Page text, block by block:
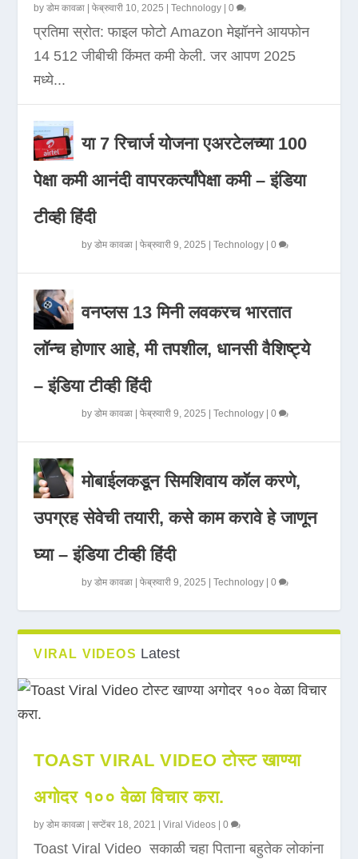
byडोम कावळा |फेब्रुवारी 10, 2025 |Technology |0
प्रतिमा स्रोत: फाइल फोटो Amazon मेझॉनने आयफोन
14 512 जीबीची किंमत कमी केली. जर आपण 2025
मध्ये...
या 7 रिचार्ज योजना एअरटेलच्या 100
पेक्षा कमी आनंदी वापरकर्त्यांपेक्षा कमी – इंडिया
टीव्ही हिंदी
byडोम कावळा |फेब्रुवारी 9, 2025 |Technology |0
वनप्लस 13 मिनी लवकरच भारतात
लॉन्च होणार आहे, मी तपशील, धानसी वैशिष्ट्ये
– इंडिया टीव्ही हिंदी
byडोम कावळा |फेब्रुवारी 9, 2025 |Technology |0
मोबाईलकडून सिमशिवाय कॉल करणे,
उपग्रह सेवेची तयारी, कसे काम करावे हे जाणून
घ्या – इंडिया टीव्ही हिंदी
byडोम कावळा |फेब्रुवारी 9, 2025 |Technology |0
VIRAL VIDEOS Latest
TOAST VIRAL VIDEO टोस्ट खाण्या
अगोदर १०० वेळा विचार करा.
byडोम कावळा |सप्टेंबर 18, 2021 |Viral Videos |0
Toast Viral Video सकाळी चहा पिताना बहुतेक लोकांना